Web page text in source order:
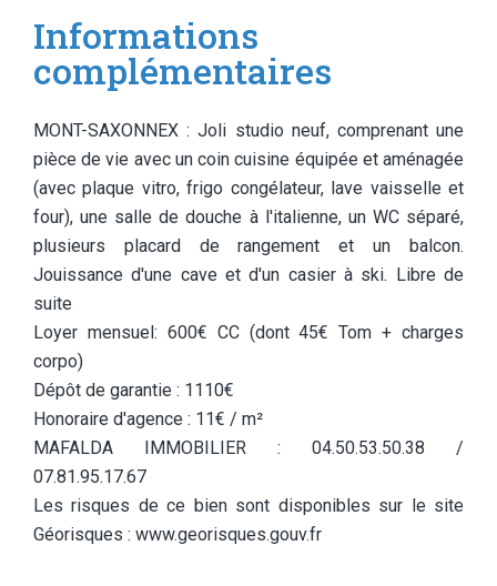
Informations
complémentaires
MONT-SAXONNEX : Joli studio neuf, comprenant une
pièce de vie avec un coin cuisine équipée et aménagée
(avec plaque vitro, frigo congélateur, lave vaisselle et
four), une salle de douche à l'italienne, un WC séparé,
plusieurs placard de rangement et un balcon.
Jouissance d'une cave et d'un casier à ski. Libre de
suite
Loyer mensuel: 600€ CC (dont 45€ Tom + charges
corpo)
Dépôt de garantie : 1110€
Honoraire d'agence : 11€ / m²
MAFALDA IMMOBILIER : 04.50.53.50.38 /
07.81.95.17.67
Les risques de ce bien sont disponibles sur le site
Géorisques : www.georisques.gouv.fr